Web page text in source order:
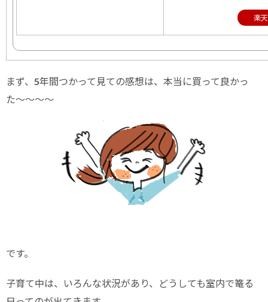
楽
まず、5年間つかって見ての感想は、本当に買って良かっ
た〜〜〜〜
です。
子育て中は、いろんな状況があり、どうしても室内で篭る